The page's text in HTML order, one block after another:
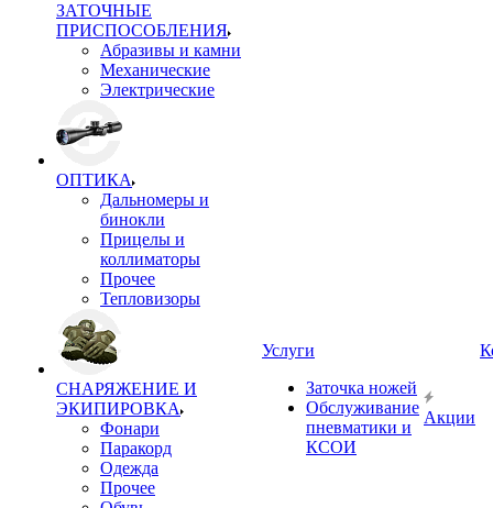
ЗАТОЧНЫЕ
ПРИСПОСОБЛЕНИЯ
Абразивы и камни
Механические
Электрические
ОПТИКА
Дальномеры и
бинокли
Прицелы и
коллиматоры
Прочее
Тепловизоры
СНАРЯЖЕНИЕ И
ЭКИПИРОВКА
Фонари
Паракорд
Одежда
Прочее
Услуги
Заточка ножей
Обслуживание
пневматики и
КСОИ
Акции